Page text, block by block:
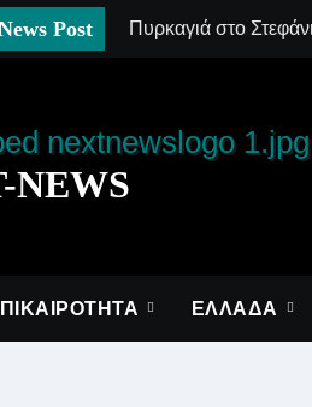
Post Πυρκαγιά στο
NEWS
ΕΛΛΑΔΑ